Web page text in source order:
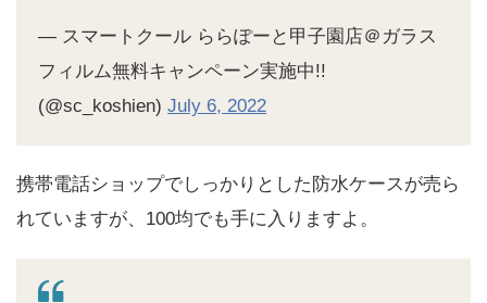
— スマートクール ららぽーと甲子園店＠ガラス
フィルム無料キャンペーン実施中!!
(@sc_koshien) July 6, 2022
携帯電話ショップでしっかりとした防水ケースが売ら
れていますが、100均でも手に入りますよ。